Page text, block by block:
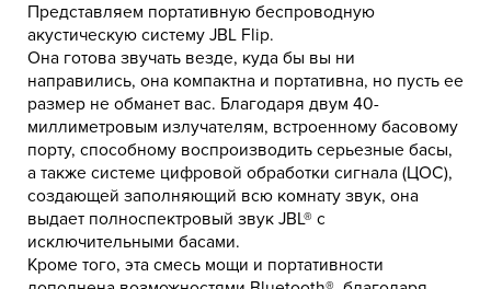
Представляем портативную беспроводную
акустическую систему JBL Flip.
Она готова звучать везде, куда бы вы ни
направились, она компактна и портативна, но пусть ее
размер не обманет вас. Благодаря двум 40-
миллиметровым излучателям, встроенному басовому
порту, способному воспроизводить серьезные басы,
а также системе цифровой обработки сигнала (ЦОС),
создающей заполняющий всю комнату звук, она
выдает полноспектровый звук JBL® с
исключительными басами.
Кроме того, эта смесь мощи и портативности